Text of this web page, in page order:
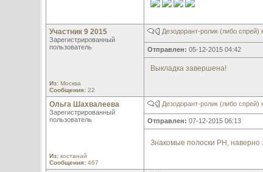
Участник 9 2015
Зарегистрированный
пользователь
Из:Москва
Сообщения:22
Дезодорант-ролик (либо спрей)
Отправлен: 05-12-2015 04:42
Выкладка завершена!
Ольга Шахвалеева
Зарегистрированный
пользователь
Из:костанай
Сообщения:467
Дезодорант-ролик (либо спрей)
Отправлен: 07-12-2015 06:13
Знакомые полоски РН, наверно